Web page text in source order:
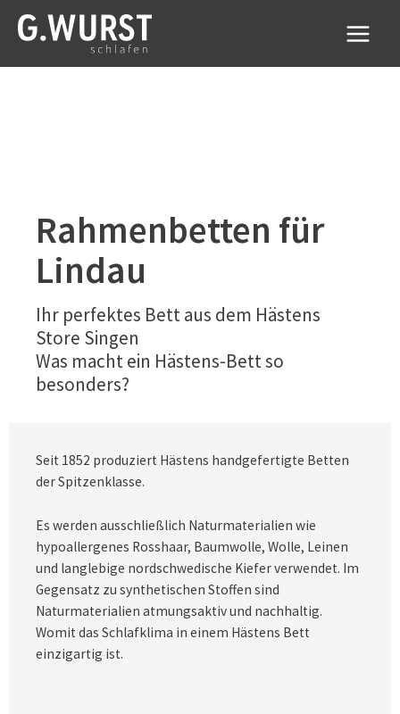
Inhalt
Rahmenbetten für
Lindau
Ihr perfektes Bett aus dem Hästens
Store Singen
Was macht ein Hästens-Bett so
besonders?
Seit 1852 produziert Hästens handgefertigte Betten
der Spitzenklasse.
Es werden ausschließlich Naturmaterialien wie
hypoallergenes Rosshaar, Baumwolle, Wolle, Leinen
und langlebige nordschwedische Kiefer verwendet. Im
Gegensatz zu synthetischen Stoffen sind
Naturmaterialien atmungsaktiv und nachhaltig.
Womit das Schlafklima in einem Hästens Bett
einzigartig ist.